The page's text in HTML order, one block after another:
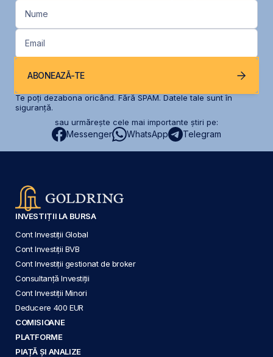
Nume
Email
ABONEAZĂ-TE
Te poți dezabona oricând. Fără SPAM. Datele tale sunt în
siguranță.
sau urmărește cele mai importante știri pe:
Messenger WhatsApp Telegram
INVESTIȚII LA BURSA
Cont Investiții Global
Cont Investiții BVB
Cont Investiții gestionat de broker
Consultanță Investiții
Cont Investiții Minori
Deducere 400 EUR
COMISIOANE
PLATFORME
PIAȚĂ ȘI ANALIZE